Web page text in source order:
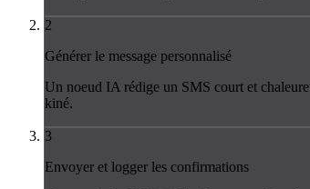
2
Générer le message personnalisé
Un noeud IA rédige un SMS court et
kiné.
3
Envoyer et logger les confirmations